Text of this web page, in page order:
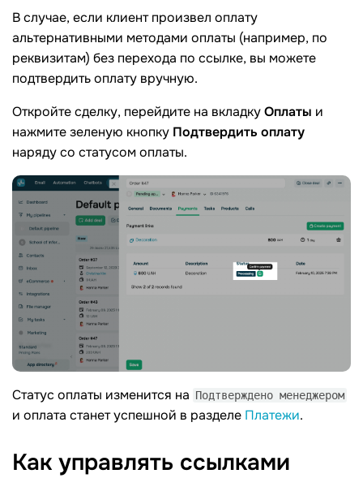
В случае, если клиент произвел оплату
альтернативными методами оплаты (например, по
реквизитам) без перехода по ссылке, вы можете
подтвердить оплату вручную.
Откройте сделку, перейдите на вкладкуОплаты и
нажмите зеленую кнопку Подтвердить оплату
наряду со статусом оплаты.
Статус оплаты изменится на Подтверждено менеджером
и оплата станет успешной в разделе Платежи.
Как управлять ссылками